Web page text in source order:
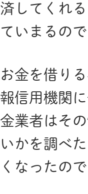
済してくれ
ていまるの
お金を借り
報信用機関
金業者はそ
いかを調べ
くなったの